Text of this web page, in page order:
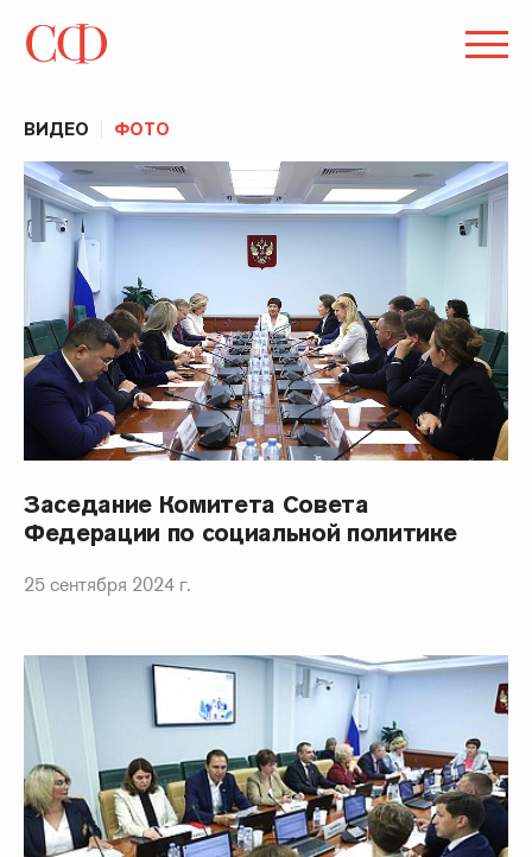
ВИДЕО ФОТО
Заседание Комитета Совета
Федерации по социальной политике
25 сентября 2024 г.